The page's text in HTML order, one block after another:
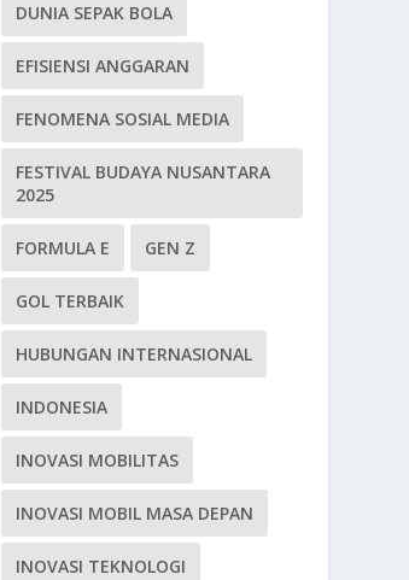
DUNIA SEPAK BOLA
EFISIENSI ANGGARAN
FENOMENA SOSIAL MEDIA
FESTIVAL BUDAYA NUSANTARA
2025
FORMULA E GEN Z
GOL TERBAIK
HUBUNGAN INTERNASIONAL
INDONESIA
INOVASI MOBILITAS
INOVASI MOBIL MASA DEPAN
INOVASI TEKNOLOGI